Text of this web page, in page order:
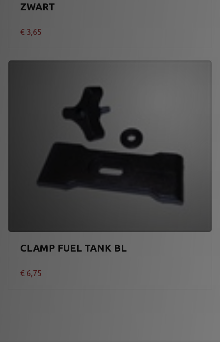
ZWART
€ 3,65
CLAMP FUEL TANK BL
€ 6,75